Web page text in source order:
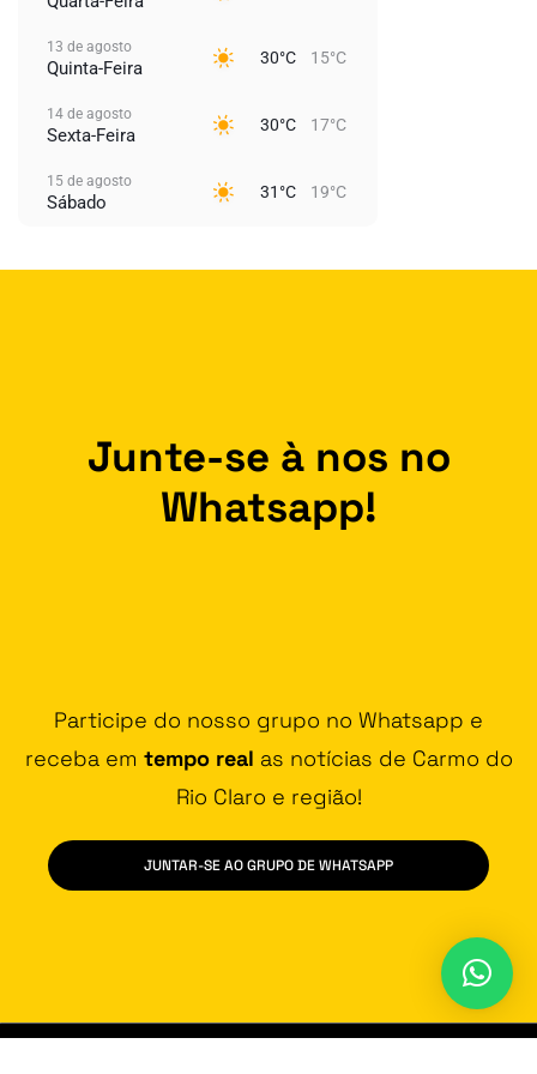
13 de agosto
Quinta-Feira 30°C 15°C
14 de agosto
Sexta-Feira 30°C 17°C
15 de agosto
Sábado 31°C 19°C
Junte-se à nos no
Whatsapp!
Participe do nosso grupo no Whatsapp e
receba em tempo real as notícias de Carmo do
Rio Claro e região!
JUNTAR-SE AO GRUPO DE WHATSAPP